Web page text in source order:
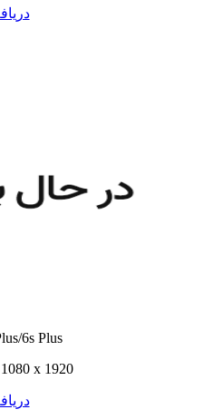
6s Plus
x 1920